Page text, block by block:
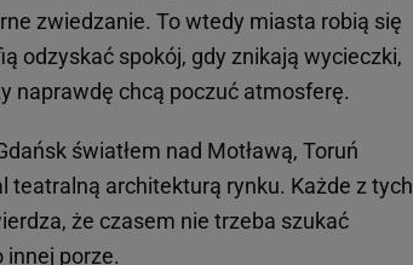
zwiedzanie. To wtedy miasta robią się
odzyskać spokój, gdy znikają wycieczki,
naprawdę chcą poczuć atmosferę.
światłem nad Motławą, Toruń
architekturą rynku. Każde z tych
że czasem nie trzeba szukać
porze.